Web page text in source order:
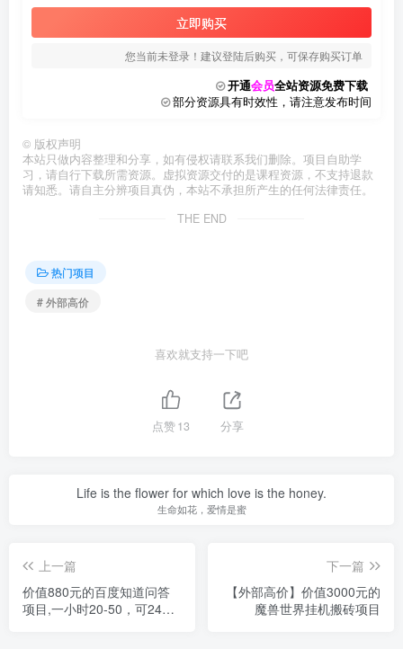
立即购买
您当前未登录！建议登陆后购买，可保存购买订单
开通会员全站资源免费下载
部分资源具有时效性，请注意发布时间
© 版权声明
本站只做内容整理和分享，如有侵权请联系我们删除。项目自助学
习，请自行下载所需资源。虚拟资源交付的是课程资源，不支持退款
请知悉。请自主分辨项目真伪，本站不承担所产生的任何法律责任。
THE END
热门项目
# 外部高价
喜欢就支持一下吧
点赞13 分享
Life is the flower for which love is the honey.
生命如花，爱情是蜜
上一篇
价值880元的百度知道问答
项目,一小时20-50，可24小
下一篇
【外部高价】价值3000元的
魔兽世界挂机搬砖项目